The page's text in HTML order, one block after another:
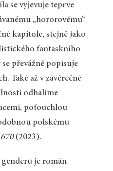
se vyjevuje teprve
„hororovému“
kapitole, stejně jako
fantaskního
převážně popisuje
Také až v závěrečné
odhalíme
poťouchlou
polskému
(2023).
je román